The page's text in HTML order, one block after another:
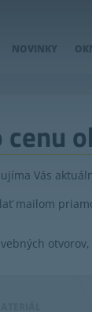
NOVINKY
Vás
mailom